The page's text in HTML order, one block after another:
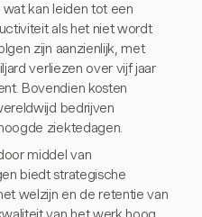
kan leiden tot een
als het niet wordt
zijn aanzienlijk, met
verliezen over vijf jaar
Bovendien kosten
bedrijven
ziektedagen.
middel van
biedt strategische
welzijn en de retentie van